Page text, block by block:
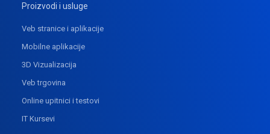
Proizvodi i usluge
Veb stranice i aplikacije
Mobilne aplikacije
3D Vizualizacija
Veb trgovina
Online upitnici i testovi
IT Kursevi